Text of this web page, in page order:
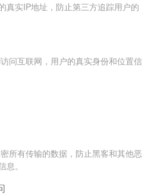
真实IP地址，防止第三方追踪用户的
问互联网，用户的真实身份和位置信
所有传输的数据，防止黑客和其他恶
息。